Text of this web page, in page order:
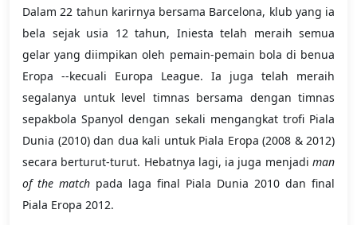
Dalam 22 tahun karirnya bersama Barcelona, klub yang ia
bela sejak usia 12 tahun, Iniesta telah meraih semua
gelar yang diimpikan oleh pemain-pemain bola di benua
Eropa --kecuali Europa League. Ia juga telah meraih
segalanya untuk level timnas bersama dengan timnas
sepakbola Spanyol dengan sekali mengangkat trofi Piala
Dunia (2010) dan dua kali untuk Piala Eropa (2008 & 2012)
secara berturut-turut. Hebatnya lagi, ia juga menjadi man
of the match pada laga final Piala Dunia 2010 dan final
Piala Eropa 2012.